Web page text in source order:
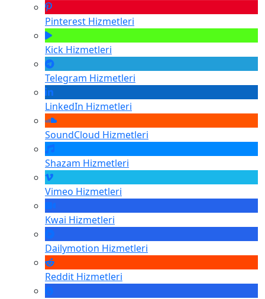
Pinterest Hizmetleri
Kick Hizmetleri
Telegram Hizmetleri
LinkedIn Hizmetleri
SoundCloud Hizmetleri
Shazam Hizmetleri
Vimeo Hizmetleri
Kwai Hizmetleri
Dailymotion Hizmetleri
Reddit Hizmetleri